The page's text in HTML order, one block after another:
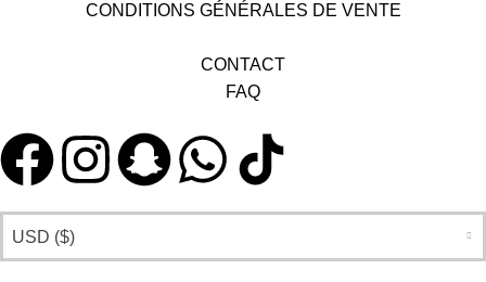
CONDITIONS GÉNÉRALES DE VENTE
CONTACT
FAQ
USD ($)